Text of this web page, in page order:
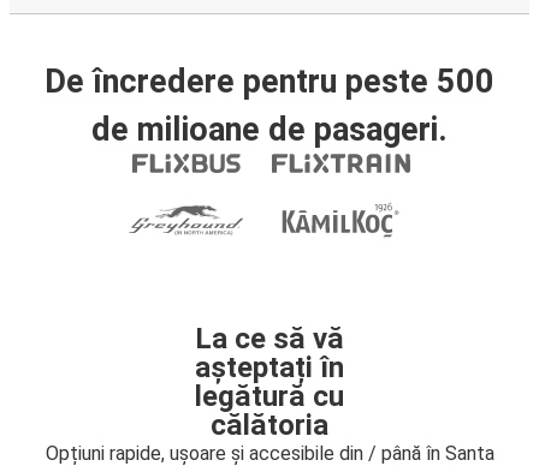
De încredere pentru peste 500
de milioane de pasageri.
La ce să vă
așteptați în
legătură cu
călătoria
Opțiuni rapide, ușoare și accesibile din / până în Santa